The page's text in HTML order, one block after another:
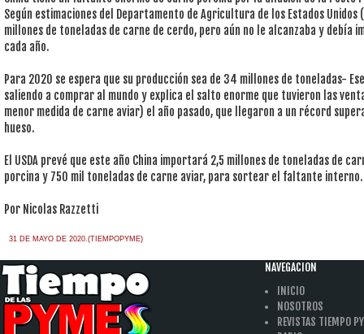
Según estimaciones del Departamento de Agricultura de los Estados Unidos
millones de toneladas de carne de cerdo, pero aún no le alcanzaba y debía
cada año.
Para 2020 se espera que su producción sea de 34 millones de toneladas-
saliendo a comprar al mundo y explica el salto enorme que tuvieron las
menor medida de carne aviar) el año pasado, que llegaron a un récord
hueso.
El USDA prevé que este año China importará 2,5 millones de toneladas de
porcina y 750 mil toneladas de carne aviar, para sortear el faltante interno.
Por Nicolas Razzetti
31 DE MAYO DE 2020.(TIEMPOPYME)
NAVEGACION
INICIO
NOSOTROS
REVISTAS TIEMPO